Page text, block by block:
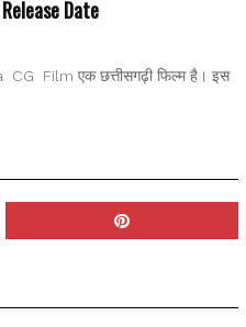
Date
Film एक छत्तीसगढ़ी फिल्म है। इस